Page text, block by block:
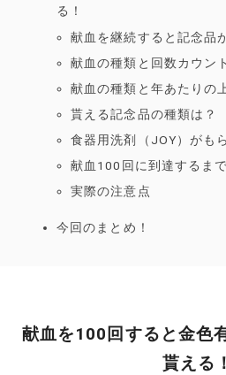
る！
献血を継続すると記念品
献血の種類と回数カウント
献血の種類と年あたりの
貰える記念品の種類は？
食器用洗剤（JOY）がも
献血100回に到達するま
実際の注意点
今回のまとめ！
献血を100回すると金色
貰える！